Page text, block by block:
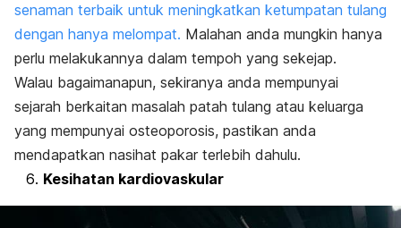
senaman terbaik untuk meningkatkan ketumpatan tulang
dengan hanya melompat. Malahan anda mungkin hanya
perlu melakukannya dalam tempoh yang sekejap.
Walau bagaimanapun, sekiranya anda mempunyai
sejarah berkaitan masalah patah tulang atau keluarga
yang mempunyai osteoporosis, pastikan anda
mendapatkan nasihat pakar terlebih dahulu.
Kesihatan kardiovaskular